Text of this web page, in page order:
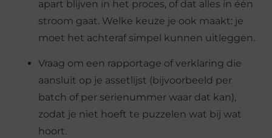
apart blijven in het proces, of dat alles in één
stroom gaat. Welke keuze je ook maakt: je
moet het achteraf simpel kunnen uitleggen.
Vraag om een rapportage of verklaring die
aansluit op je assetlijst (bijvoorbeeld per
batch of per serienummer waar dat kan),
zodat je niet hoeft te puzzelen wat bij wat
hoort.